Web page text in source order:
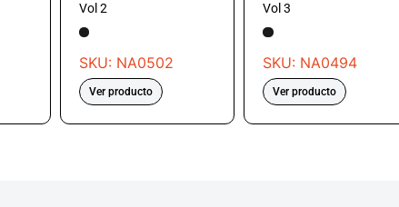
Vol 2
SKU: NA0502
Ver producto
Vol 3
SKU: NA0494
Ver producto